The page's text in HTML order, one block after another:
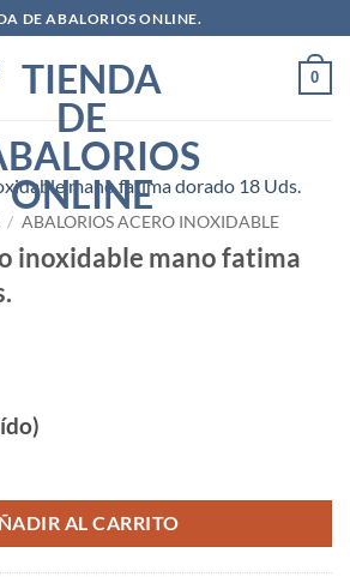
DE ABALORIOS ONLINE.
0
/ ABALORIOS ACERO INOXIDABLE
inoxidable mano fatima
AL CARRITO